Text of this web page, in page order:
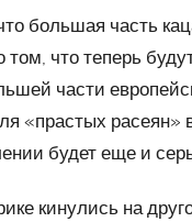
большая часть
том, что теперь
части
«прастых расеян»
будет еще и
кинулись на